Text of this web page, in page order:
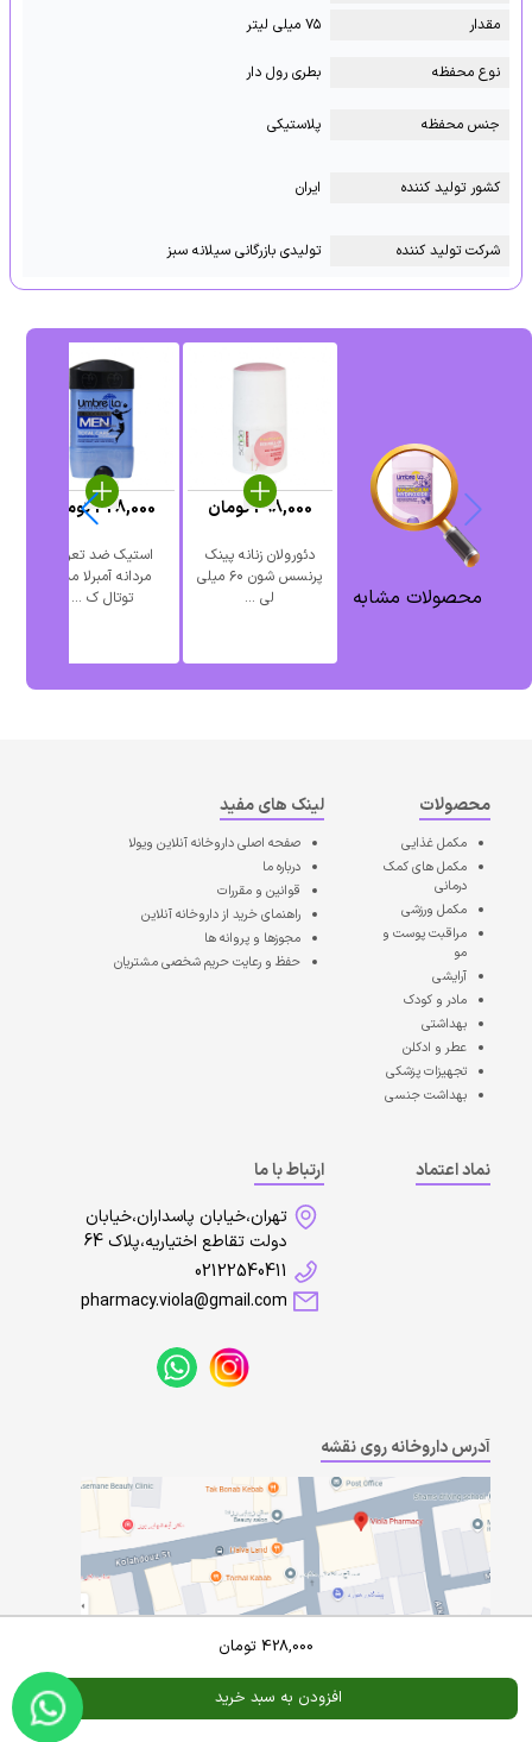
مقدار
۷۵ میلی لیتر
نوع محفظه بطری رول دار
جنس محفظه پلاستیکی
کشور تولید کننده ایران
شرکت تولید کننده تولیدی بازرگانی سیلانه سبز
محصولات مشابه
دئورولان زنانه پینک
پرنسس شون ۶۰ میلی
لی ...
298,000تومان
استیک ضد تعریق
مردانه آمبرلا مدل
توتال ک ...
428,000تومان
428,000 تومان
افزودن به سبد خرید
محصولات
مکمل غذایی
مکمل های کمک
درمانی
مکمل ورزشی
مراقبت پوست و
مو
آرایشی
مادر و کودک
بهداشتی
عطر و ادکلن
تجهیزات پزشکی
بهداشت جنسی
لینک های مفید
صفحه اصلیداروخانه آنلاین ویولا
درباره ما
قوانین و مقررات
راهنمای خرید از داروخانه آنلاین
مجوزها و پروانه ها
حفظ و رعایت حریم شخصی مشتریان
نماد اعتماد
ارتباط با ما
تهران،خیابان پاسداران،خیابان
دولت تقاطع اختیاریه،پلاک 64
02122540411
pharmacy.viola@gmail.com
آدرس داروخانه روی نقشه
A Pluss
Powered By